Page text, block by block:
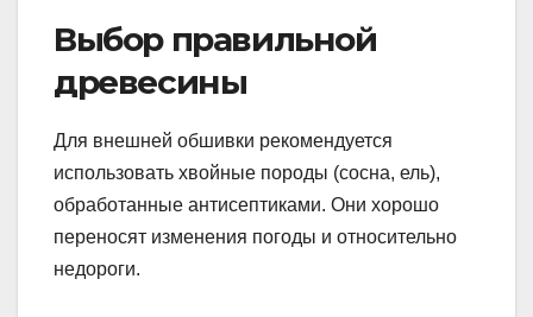
Выбор правильной
древесины
Для внешней обшивки рекомендуется
использовать хвойные породы (сосна, ель),
обработанные антисептиками. Они хорошо
переносят изменения погоды и относительно
недороги.